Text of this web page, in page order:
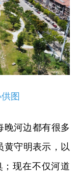
图
晚河边都有很多
黄守明表示，以
；现在不仅河道